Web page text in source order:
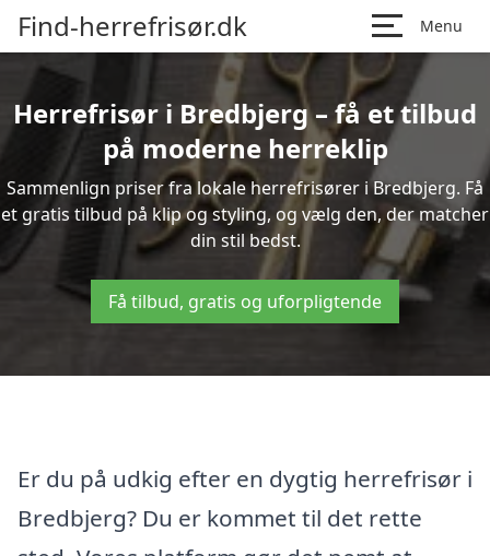
Find-herrefrisør.dk Menu
Herrefrisør i Bredbjerg – få et tilbud
på moderne herreklip
Sammenlign priser fra lokale herrefrisører i Bredbjerg. Få
et gratis tilbud på klip og styling, og vælg den, der matcher
din stil bedst.
Få tilbud, gratis og uforpligtende
Er du på udkig efter en dygtig herrefrisør i
Bredbjerg? Du er kommet til det rette